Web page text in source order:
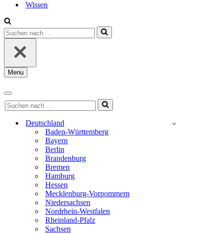
Wissen
Suchen
nach …
Menu
Navigationsmenü
Navigationsmenü
Suchen
nach …
Deutschland
Baden-Württemberg
Bayern
Berlin
Brandenburg
Bremen
Hamburg
Hessen
Mecklenburg-Vorpommern
Niedersachsen
Nordrhein-Westfalen
Rheinland-Pfalz
Sachsen